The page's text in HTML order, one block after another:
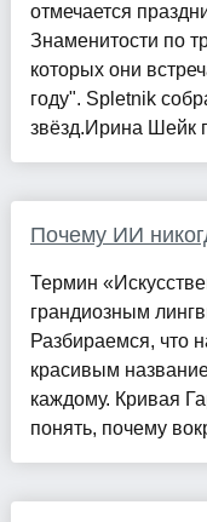
отмечается
Знаменитости по
которых они
году". Spletnik
звёзд.Ирина Шейк
Почему ИИ
Термин
грандиозным
Разбираемся, что
красивым
каждому. Кривая
понять, почему